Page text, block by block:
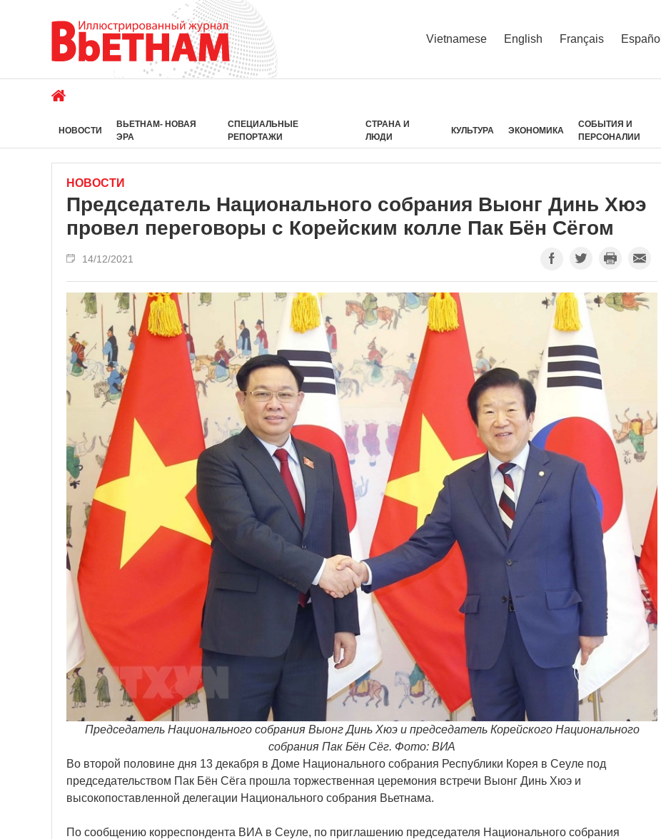
Vietnamese English Français Español
НОВОСТИ
ВЬЕТНАМ- НОВАЯ
ЭРА
СПЕЦИАЛЬНЫЕ
РЕПОРТАЖИ
СТРАНА И
ЛЮДИ
КУЛЬТУРА ЭКОНОМИКА
СОБЫТИЯ И
ПЕРСОНАЛИИ
НОВОСТИ
Председатель Национального собрания Выонг Динь Хюэ
провел переговоры с Корейским колле Пак Бён Сёгом
14/12/2021
Председатель Национального собрания Выонг Динь Хюэ и председатель Корейского Национального
собрания Пак Бён Сёг. Фото: ВИА
Во второй половине дня 13 декабря в Доме Национального собрания Республики Корея в Сеуле под
председательством Пак Бён Сёга прошла торжественная церемония встречи Выонг Динь Хюэ и
высокопоставленной делегации Национального собрания Вьетнама.
По сообщению корреспондента ВИА в Сеуле, по приглашению председателя Национального собрания